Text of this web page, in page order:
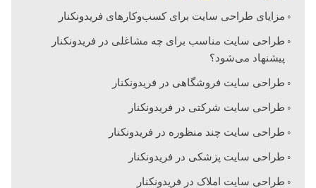
ی
س
مزایای طراحی سایت برای کسب‌وکارهای فریدونکنار
طراحی سایت مناسب برای چه مشاغلی در فریدونکنار
پیشنهاد می‌شود؟
طراحی سایت فروشگاهی در فریدونکنار
طراحی سایت شرکتی در فریدونکنار
طراحی سایت چند منظوره در فریدونکنار
طراحی سایت پزشکی در فریدونکنار
طراحی سایت املاک در فریدونکنار